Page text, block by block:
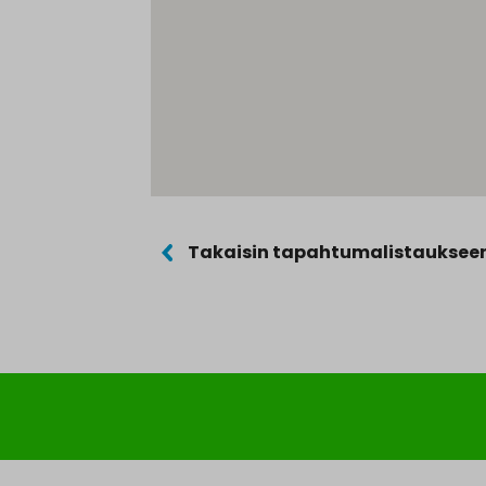
Takaisin